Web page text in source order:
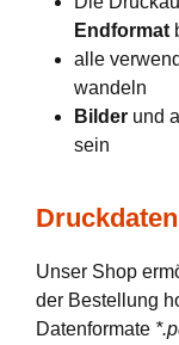
Endformat
alle
wandeln
Bilder und
sein
Unser Shop
der Bestellung
Datenformate